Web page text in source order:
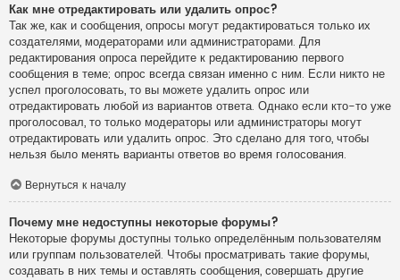
Как мне отредактировать или удалить опрос?
Так же, как и сообщения, опросы могут редактироваться только их
создателями, модераторами или администраторами. Для
редактирования опроса перейдите к редактированию первого
сообщения в теме; опрос всегда связан именно с ним. Если никто не
успел проголосовать, то вы можете удалить опрос или
отредактировать любой из вариантов ответа. Однако если кто-то уже
проголосовал, то только модераторы или администраторы могут
отредактировать или удалить опрос. Это сделано для того, чтобы
нельзя было менять варианты ответов во время голосования.
Вернуться к началу
Почему мне недоступны некоторые форумы?
Некоторые форумы доступны только определённым пользователям
или группам пользователей. Чтобы просматривать такие форумы,
создавать в них темы и оставлять сообщения, совершать другие